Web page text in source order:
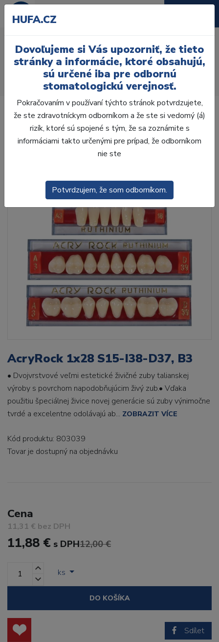
D37, B3
Zuby
AcryRock
AcryRock 1x28 S15-I38-D37, B3
AcryRock 1x28 S15-I38-D37, B3
• Dvojvrstvové veľmi estetické živičné zuby talianskej
výroby s povrchom napodobňujúcim živý zub.• Vďaka
použitiu špeciálnej živice novej generácie sú zuby výnimočne
tvrdé a excelentne odolávajú ab... ZOBRAZIT VÍCE
Kód produktu: 803039
Tovar je dostupný na objednávku
Cena
11,31 € bez DPH
11,88 € s DPH12,00 €
ks
DO KOŠÍKA
Sdílet
HUFA.CZ
Dovoľujeme si Vás upozorniť, že tieto
stránky a informácie, ktoré obsahujú,
sú určené iba pre odbornú
stomatologickú verejnosť.
Pokračovaním v používaní týchto stránok potvrdzujete,
že ste zdravotníckym odborníkom a že ste si vedomý (á)
rizík, ktoré sú spojené s tým, že sa zoznámite s
informáciami takto určenými pre prípad, že odborníkom
nie ste
Potvrdzujem, že som odborníkom.